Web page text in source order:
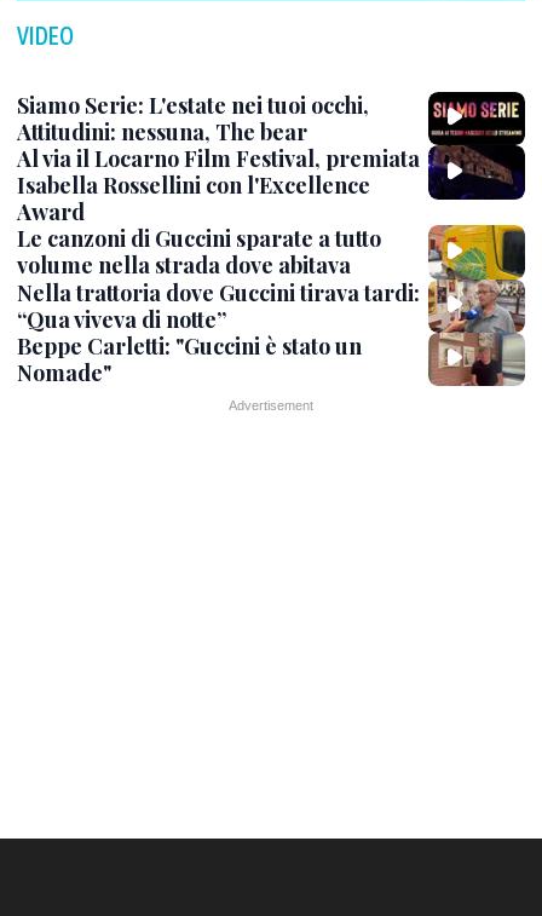
VIDEO
Siamo Serie: L'estate nei tuoi occhi,
Attitudini: nessuna, The bear
Al via il Locarno Film Festival, premiata
Isabella Rossellini con l'Excellence
Award
Le canzoni di Guccini sparate a tutto
volume nella strada dove abitava
Nella trattoria dove Guccini tirava tardi:
“Qua viveva di notte”
Beppe Carletti: "Guccini è stato un
Nomade"